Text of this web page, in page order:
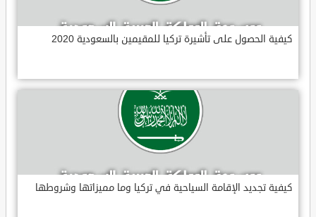
كيفية الحصول على تأشيرة تركيا للمقيمين بالسعودية 2020
كيفية تجديد الإقامة السياحية في تركيا وما مميزاتها وشروطها